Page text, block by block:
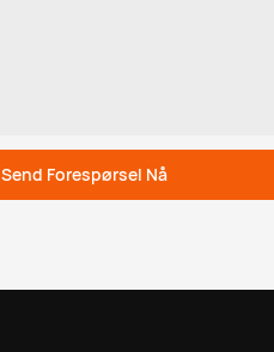
Send Forespørsel Nå